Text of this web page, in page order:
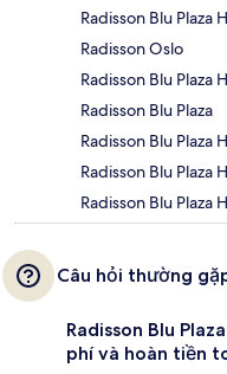
Radisson Blu Plaza
Radisson Oslo
Radisson Blu Plaza
Radisson Blu Plaza
Radisson Blu Plaza
Radisson Blu Plaza
Radisson Blu Plaza
Câu hỏi thường
Radisson Blu
phí và hoàn tiền